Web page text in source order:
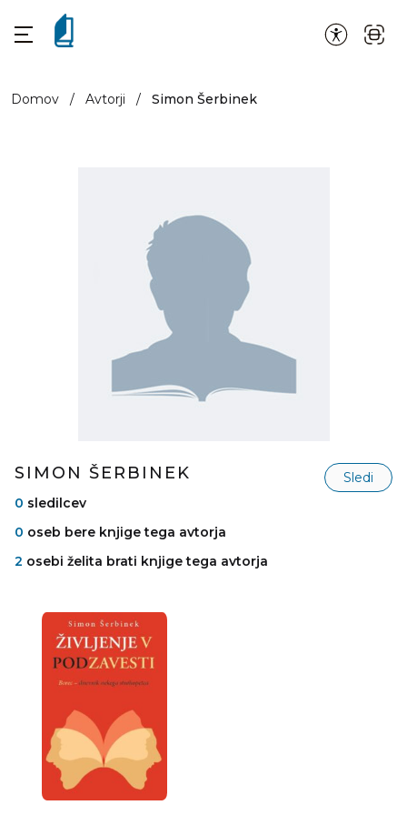
Domov / Avtorji / Simon Šerbinek
SIMON ŠERBINEK
Sledi
0 sledilcev
0 oseb bere knjige tega avtorja
2 osebi želita brati knjige tega avtorja